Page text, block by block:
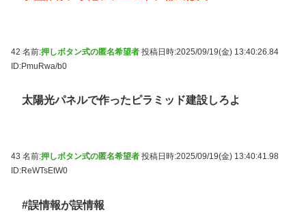
42 名前:押しボタン式の匿名希望者 投稿日時:2025/09/19(金) 13:40:26.84
ID:PmuRwa/b0
太陽光パネルで作ったピラミッド建設しろよ
43 名前:押しボタン式の匿名希望者 投稿日時:2025/09/19(金) 13:40:41.98
ID:ReWTsEtW0
#誤情報が誤情報